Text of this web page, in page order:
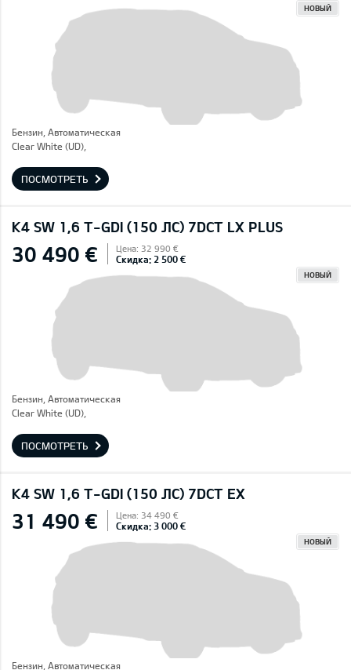
НОВЫЙ
Бензин, Автоматическая
Clear White (UD),
ПОСМОТРЕТЬ
K4 SW 1,6 T-GDI (150 ЛС) 7DCT LX PLUS
30 490 € Цена: 32 990 €
Скидка: 2 500 €
НОВЫЙ
Бензин, Автоматическая
Clear White (UD),
ПОСМОТРЕТЬ
K4 SW 1,6 T-GDI (150 ЛС) 7DCT EX
31 490 € Цена: 34 490 €
Скидка: 3 000 €
НОВЫЙ
Бензин, Автоматическая